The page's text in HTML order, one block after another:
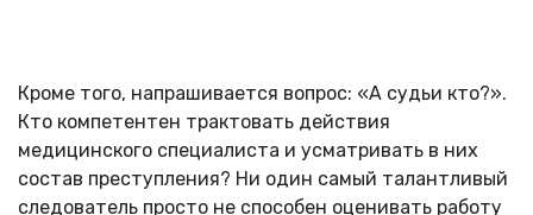
Кроме того, напрашивается вопрос: «А судьи кто?».
Кто компетентен трактовать действия
медицинского специалиста и усматривать в них
состав преступления? Ни один самый талантливый
следователь просто не способен оценивать работу